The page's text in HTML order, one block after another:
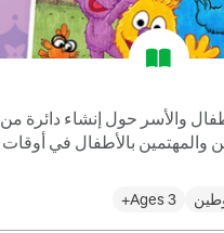
والأسر حول إنشاء دائرة من
والمهتمين بالأطفال في أوقات
Ages 3+